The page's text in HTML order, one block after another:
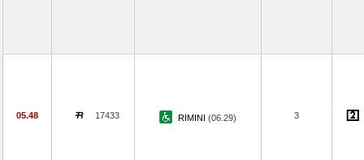
05.48 17433 RIMINI (06.29) 3